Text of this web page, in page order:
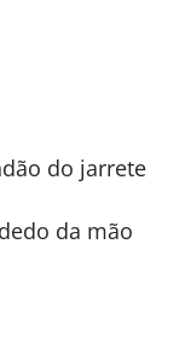
do jarrete
da mão